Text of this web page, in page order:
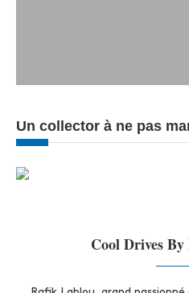
Un collector à ne pas
Cool Drives